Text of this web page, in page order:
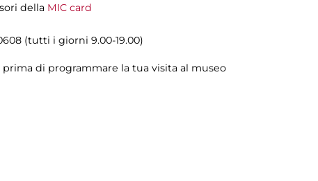
della MIC card
(tutti i giorni 9.00-19.00)
prima di programmare la tua visita al museo